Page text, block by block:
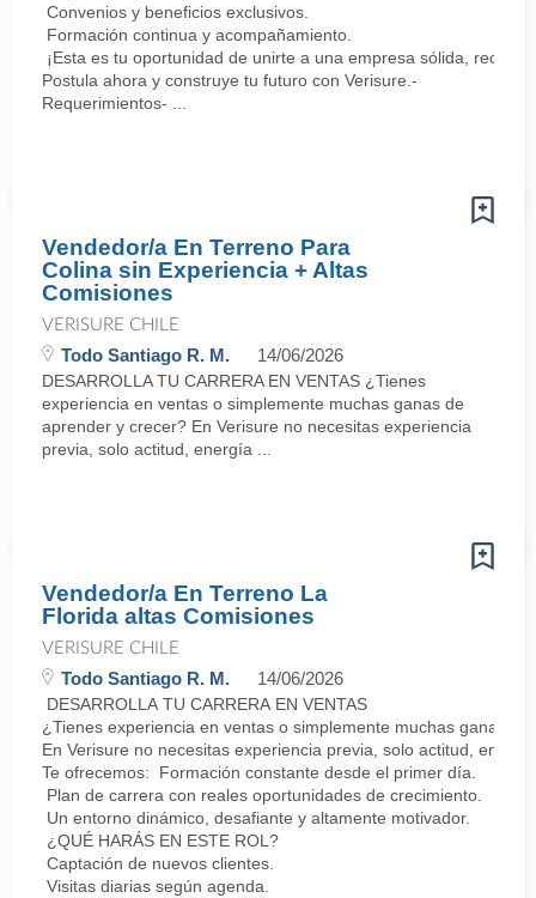
Convenios y beneficios exclusivos.
Formación continua y acompañamiento.
¡Esta es tu oportunidad de unirte a una empresa sólida,
Postula ahora y construye tu futuro con Verisure.-
Requerimientos- ...
Vendedor/a En Terreno Para
Colina sin Experiencia + Altas
Comisiones
VERISURE CHILE
Todo Santiago R. M. 14/06/2026
DESARROLLA TU CARRERA EN VENTAS ¿Tienes
experiencia en ventas o simplemente muchas ganas de
aprender y crecer? En Verisure no necesitas experiencia
previa, solo actitud, energía ...
Vendedor/a En Terreno La
Florida altas Comisiones
VERISURE CHILE
Todo Santiago R. M. 14/06/2026
DESARROLLA TU CARRERA EN VENTAS
¿Tienes experiencia en ventas o simplemente muchas ganas
En Verisure no necesitas experiencia previa, solo actitud,
Te ofrecemos: Formación constante desde el primer día.
Plan de carrera con reales oportunidades de crecimiento.
Un entorno dinámico, desafiante y altamente motivador.
¿QUÉ HARÁS EN ESTE ROL?
Captación de nuevos clientes.
Visitas diarias según agenda.